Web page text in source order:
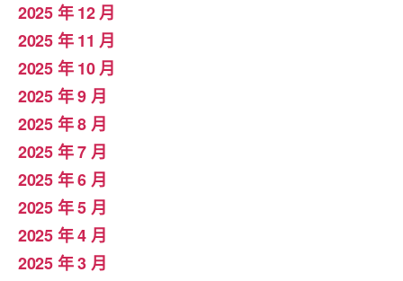
2025 年 12 月
2025 年 11 月
2025 年 10 月
2025 年 9 月
2025 年 8 月
2025 年 7 月
2025 年 6 月
2025 年 5 月
2025 年 4 月
2025 年 3 月